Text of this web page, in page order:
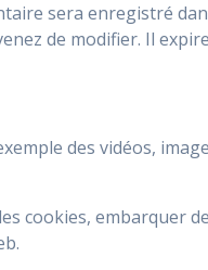
sera enregistré
de modifier. Il
des vidéos,
cookies, embarquer